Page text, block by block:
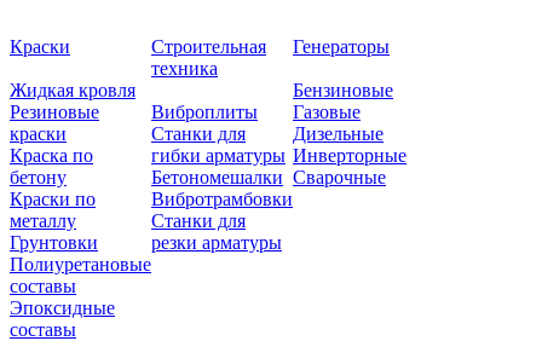
Краски
Жидкая кровля
Резиновые
краски
Краска по
бетону
Краски по
металлу
Грунтовки
Полиуретановые
составы
Эпоксидные
составы
Строительная
техника
Виброплиты
Станки для
гибки арматуры
Бетономешалки
Вибротрамбовки
Станки для
резки арматуры
Генераторы
Бензиновые
Газовые
Дизельные
Инверторные
Сварочные